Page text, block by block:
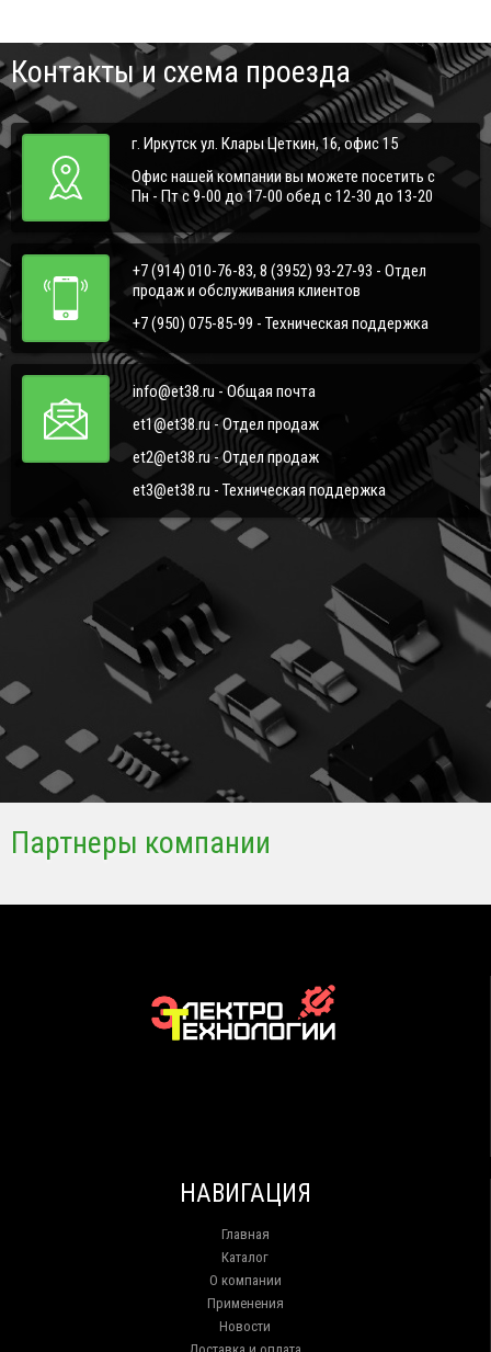
Контакты и схема проезда
г. Иркутск ул. Клары Цеткин, 16, офис 15
Офис нашей компании вы можете посетить с
Пн - Пт с 9-00 до 17-00 обед с 12-30 до 13-20
+7 (914) 010-76-83, 8 (3952) 93-27-93 - Отдел
продаж и обслуживания клиентов
+7 (950) 075-85-99 - Техническая поддержка
info@et38.ru - Общая почта
et1@et38.ru - Отдел продаж
et2@et38.ru - Отдел продаж
et3@et38.ru - Техническая поддержка
Партнеры компании
НАВИГАЦИЯ
Главная
Каталог
О компании
Применения
Новости